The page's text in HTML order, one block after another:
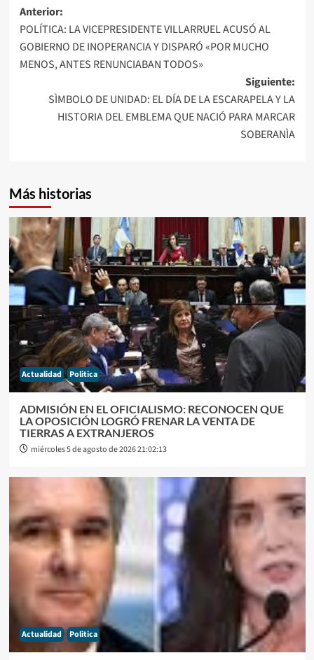
Navegación
de
entradas
Anterior:
POLÍTICA: LA VICEPRESIDENTE VILLARRUEL ACUSÓ AL
GOBIERNO DE INOPERANCIA Y DISPARÓ «POR MUCHO
MENOS, ANTES RENUNCIABAN TODOS»
Siguiente:
SÌMBOLO DE UNIDAD: EL DÍA DE LA ESCARAPELA Y LA
HISTORIA DEL EMBLEMA QUE NACIÓ PARA MARCAR
SOBERANÌA
Más historias
Actualidad Politica
ADMISIÓN EN EL OFICIALISMO: RECONOCEN QUE
LA OPOSICIÓN LOGRÓ FRENAR LA VENTA DE
TIERRAS A EXTRANJEROS
miércoles 5 de agosto de 2026 21:02:13
Actualidad Politica